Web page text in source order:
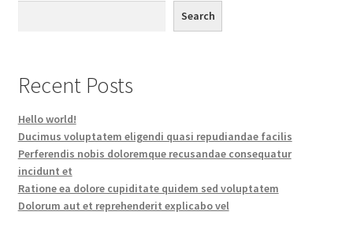
Search
Recent Posts
Hello world!
Ducimus voluptatem eligendi quasi repudiandae facilis
Perferendis nobis doloremque recusandae consequatur
incidunt et
Ratione ea dolore cupiditate quidem sed voluptatem
Dolorum aut et reprehenderit explicabo vel